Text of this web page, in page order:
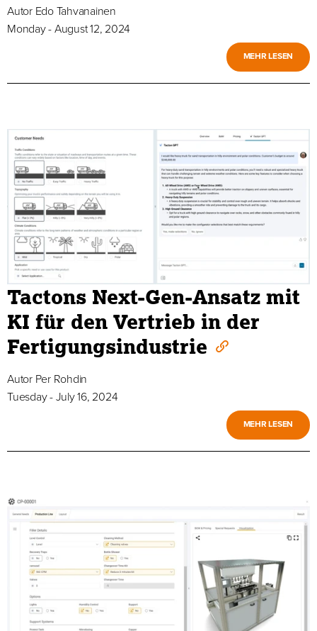
Autor Edo Tahvanainen
Monday - August 12, 2024
MEHR LESEN
Tactons Next-Gen-Ansatz mit
KI für den Vertrieb in der
Fertigungsindustrie
Autor Per Rohdin
Tuesday - July 16, 2024
MEHR LESEN